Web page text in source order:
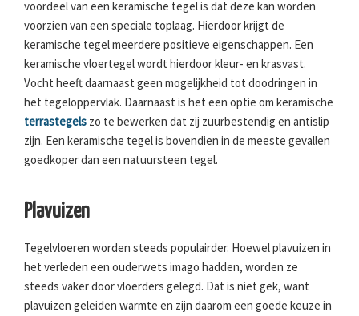
voordeel van een keramische tegel is dat deze kan worden
voorzien van een speciale toplaag. Hierdoor krijgt de
keramische tegel meerdere positieve eigenschappen. Een
keramische vloertegel wordt hierdoor kleur- en krasvast.
Vocht heeft daarnaast geen mogelijkheid tot doodringen in
het tegeloppervlak. Daarnaast is het een optie om keramische
terrastegels zo te bewerken dat zij zuurbestendig en antislip
zijn. Een keramische tegel is bovendien in de meeste gevallen
goedkoper dan een natuursteen tegel.
Plavuizen
Tegelvloeren worden steeds populairder. Hoewel plavuizen in
het verleden een ouderwets imago hadden, worden ze
steeds vaker door vloerders gelegd. Dat is niet gek, want
plavuizen geleiden warmte en zijn daarom een goede keuze in